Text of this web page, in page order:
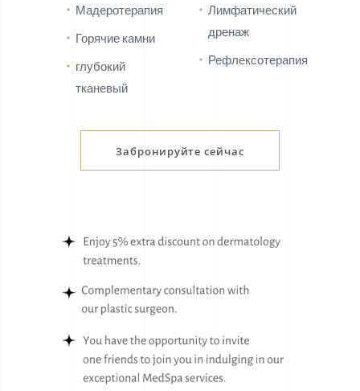
Мадеротерапия
Горячие камни
глубокий
тканевый
Лимфатический
дренаж
Рефлексотерапия
Забронируйте сейчас